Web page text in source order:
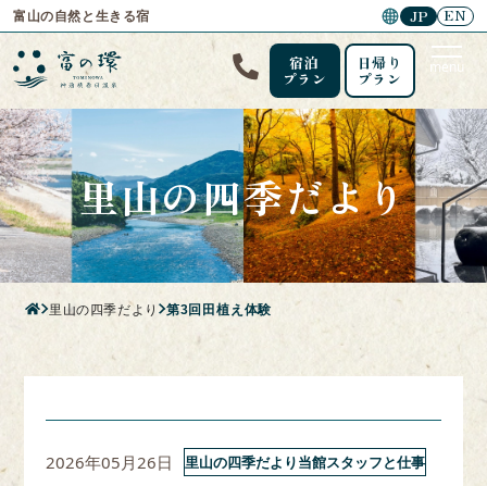
富山の自然と生きる宿 JP EN
宿泊
プラン
日帰り
プラン
里山の四季だより
里山の四季だより 第3回田植え体験
2026年05月26日 里山の四季だより当館スタッフと仕事
menu